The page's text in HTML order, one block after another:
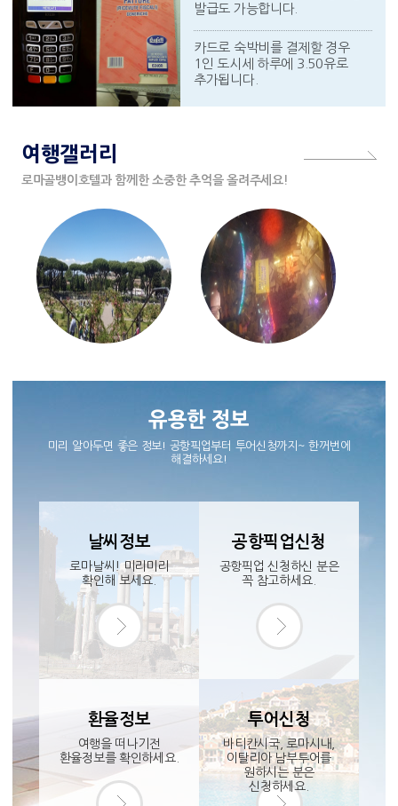
발급도 가능합니다.
카드로 숙박비를 결제할 경우
1인 도시세 하루에 3.50유로
추가됩니다.
여행갤러리
로마골뱅이호텔과 함께한 소중한 추억을 올려주세요!
유용한 정보
미리 알아두면 좋은 정보! 공항픽업부터 투어신청까지~ 한꺼번에
해결하세요!
날씨정보
로마날씨! 미리미리
확인해 보세요.
공항픽업신청
공항픽업 신청하신 분은
꼭 참고하세요.
환율정보
여행을 떠나기전
환율정보를 확인하세요.
투어신청
바티칸시국, 로마시내,
이탈리아 남부투어를
원하시는 분은
신청하세요.